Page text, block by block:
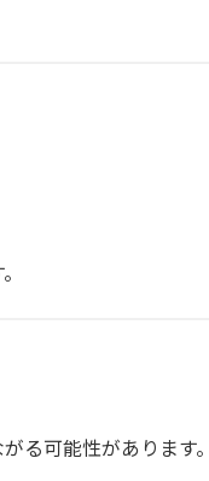
る可能性があります。